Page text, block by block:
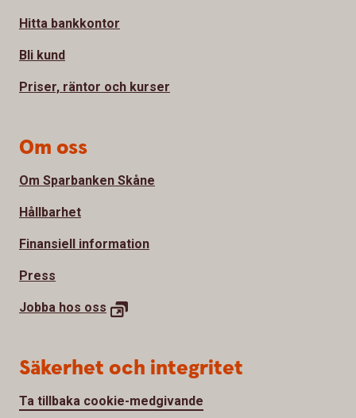
Hitta bankkontor
Bli kund
Priser, räntor och kurser
Om oss
Om Sparbanken Skåne
Hållbarhet
Finansiell information
Press
Jobba hos oss
Säkerhet och integritet
Ta tillbaka cookie-medgivande